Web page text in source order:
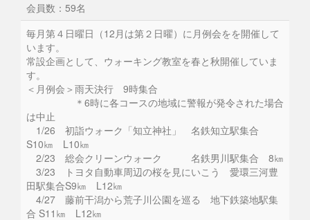
会員数：59名
毎月第４日曜日（12月は第２日曜）に月例会をを開催して
います。
常設企画として、ウォーキング教室を春と秋開催していま
す。
＜月例会＞雨天決行 9時集合
＊6時に各コースの地域に警報が発令された場合
は中止
1/26 初詣ウォーク「知立神社」 名鉄知立駅集合
S10㎞ L10㎞
2/23 総会クリーンウォーク 名鉄男川駅集合 8㎞
3/23 トヨタ自動車周辺の桜を見にいこう 愛環三河豊
田駅集合S9㎞ L12㎞
4/27 藤前干潟から荒子川公園を巡る 地下鉄築地駅集
合 S11㎞ L12㎞